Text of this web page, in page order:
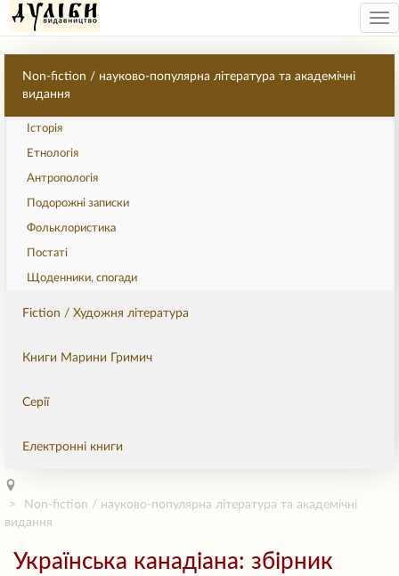
Non-fiction / науково-популярна література та академічні
видання
Історія
Етнологія
Антропологія
Подорожні записки
Фольклористика
Постаті
Щоденники, спогади
Fiction / Художня література
Книги Марини Гримич
Серії
Електронні книги
Non-fiction / науково-популярна література та академічні
видання
Українська канадіана: збірник